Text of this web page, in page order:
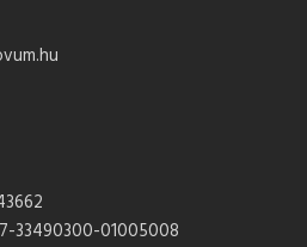
33490300-01005008